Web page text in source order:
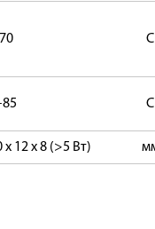
С
С
x 12 x 8 (>5 Вт)